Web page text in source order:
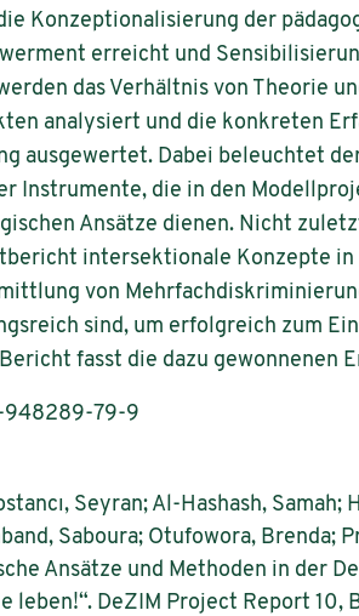
Konzeptionalisierung der
erreicht und
das Verhältnis von Theorie
analysiert und die konkreten
ausgewertet. Dabei beleuchtet
Instrumente, die in den
Ansätze dienen. Nicht
intersektionale Konzepte
von
sind, um erfolgreich zum
fasst die dazu gewonnenen
948289-79-9
Seyran; Al-Hashash, Samah;
Saboura; Otufowora, Brenda;
Ansätze und Methoden in der
DeZIM Project Report 10,